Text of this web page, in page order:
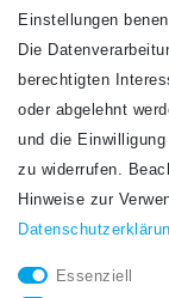
Newsletter
Honig
Hiermit bestätige
Einstellungen
Die
berechtigten
oder abgelehnt
und die
zu widerrufen.
Hinweise zur
Essenziell